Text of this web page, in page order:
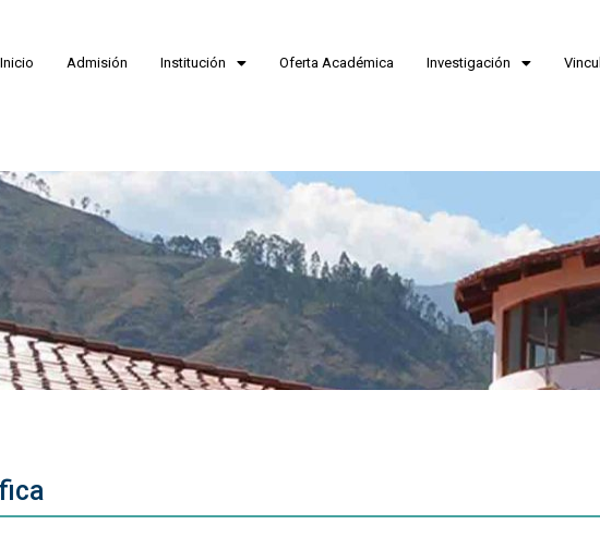
Inicio Admisión Institución Oferta Académica Investigación